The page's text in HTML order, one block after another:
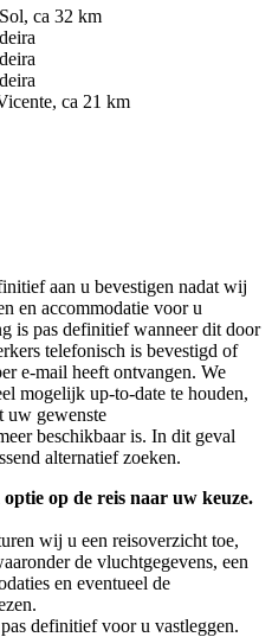
ca 32 km
ca 21 km
aan u bevestigen nadat wij
en accommodatie voor u
is pas definitief wanneer dit door
telefonisch is bevestigd of
e-mail heeft ontvangen. We
mogelijk up-to-date te houden,
uw gewenste
beschikbaar is. In dit geval
alternatief zoeken.
op de reis naar uw keuze.
wij u een reisoverzicht toe,
de vluchtgegevens, een
en eventueel de
definitief voor u vastleggen.